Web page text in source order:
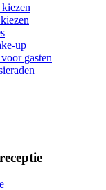
up
gasten